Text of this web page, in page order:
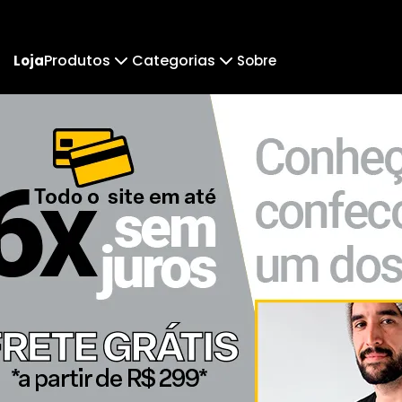
LojaProdutos Categorias
Fotógrafas
Arte & Fotografia
Sobre